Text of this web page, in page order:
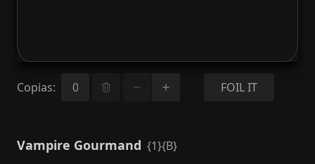
Copias: FOIL IT
Vampire Gourmand {1}{B}